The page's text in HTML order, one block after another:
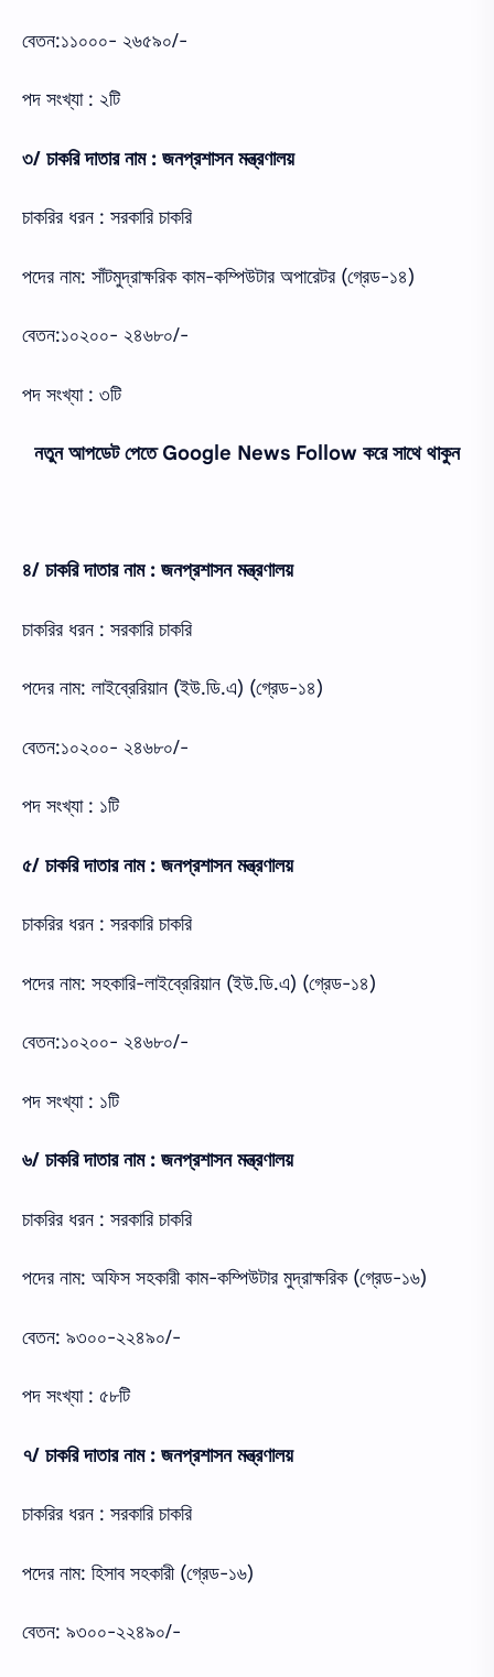
বেতন:১১০০০- ২৬৫৯০/-
পদ সংখ্যা : ২টি
৩/ চাকরি দাতার নাম : জনপ্রশাসন মন্ত্রণালয়
চাকরির ধরন : সরকারি চাকরি
পদের নাম: সাঁটমুদ্রাক্ষরিক কাম-কম্পিউটার অপারেটর (গ্রেড-১৪)
বেতন:১০২০০- ২৪৬৮০/-
পদ সংখ্যা : ৩টি
নতুন আপডেট পেতে Google News Follow করে সাথে থাকুন
৪/ চাকরি দাতার নাম : জনপ্রশাসন মন্ত্রণালয়
চাকরির ধরন : সরকারি চাকরি
পদের নাম: লাইব্রেরিয়ান (ইউ.ডি.এ) (গ্রেড-১৪)
বেতন:১০২০০- ২৪৬৮০/-
পদ সংখ্যা : ১টি
৫/ চাকরি দাতার নাম : জনপ্রশাসন মন্ত্রণালয়
চাকরির ধরন : সরকারি চাকরি
পদের নাম: সহকারি-লাইব্রেরিয়ান (ইউ.ডি.এ) (গ্রেড-১৪)
বেতন:১০২০০- ২৪৬৮০/-
পদ সংখ্যা : ১টি
৬/ চাকরি দাতার নাম : জনপ্রশাসন মন্ত্রণালয়
চাকরির ধরন : সরকারি চাকরি
পদের নাম: অফিস সহকারী কাম-কম্পিউটার মুদ্রাক্ষরিক (গ্রেড-১৬)
বেতন: ৯৩০০-২২৪৯০/-
পদ সংখ্যা : ৫৮টি
৭/ চাকরি দাতার নাম : জনপ্রশাসন মন্ত্রণালয়
চাকরির ধরন : সরকারি চাকরি
পদের নাম: হিসাব সহকারী (গ্রেড-১৬)
বেতন: ৯৩০০-২২৪৯০/-